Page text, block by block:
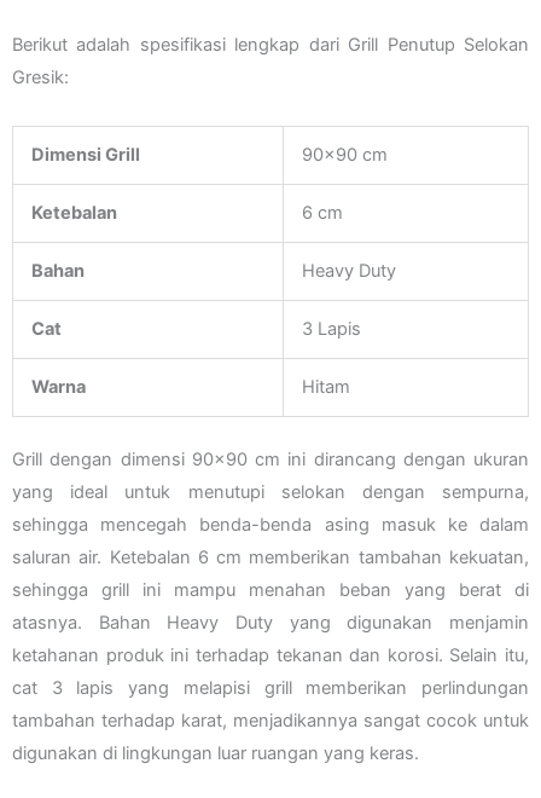
Berikut adalah spesifikasi lengkap dari Grill Penutup Selokan
Gresik:
Dimensi Grill 90×90 cm
Ketebalan 6 cm
Bahan Heavy Duty
Cat 3 Lapis
Warna Hitam
Grill dengan dimensi 90×90 cm ini dirancang dengan ukuran
yang ideal untuk menutupi selokan dengan sempurna,
sehingga mencegah benda-benda asing masuk ke dalam
saluran air. Ketebalan 6 cm memberikan tambahan kekuatan,
sehingga grill ini mampu menahan beban yang berat di
atasnya. Bahan Heavy Duty yang digunakan menjamin
ketahanan produk ini terhadap tekanan dan korosi. Selain itu,
cat 3 lapis yang melapisi grill memberikan perlindungan
tambahan terhadap karat, menjadikannya sangat cocok untuk
digunakan di lingkungan luar ruangan yang keras.